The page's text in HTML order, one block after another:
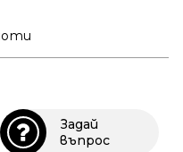
Задай
въпрос